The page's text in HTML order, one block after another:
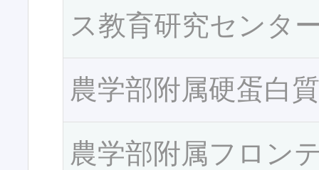
ス教育研究センタ
農学部附属硬蛋白
農学部附属フロン